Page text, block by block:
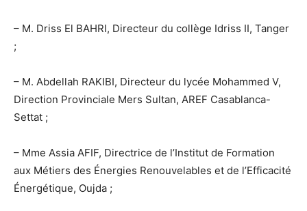
– M. Driss El BAHRI, Directeur du collège Idriss II, Tanger
;
– M. Abdellah RAKIBI, Directeur du lycée Mohammed V,
Direction Provinciale Mers Sultan, AREF Casablanca-
Settat ;
– Mme Assia AFIF, Directrice de l’Institut de Formation
aux Métiers des Énergies Renouvelables et de l’Efficacité
Énergétique, Oujda ;